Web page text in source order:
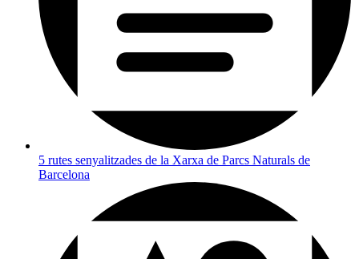
5 rutes senyalitzades de la Xarxa de Parcs Naturals de
Barcelona